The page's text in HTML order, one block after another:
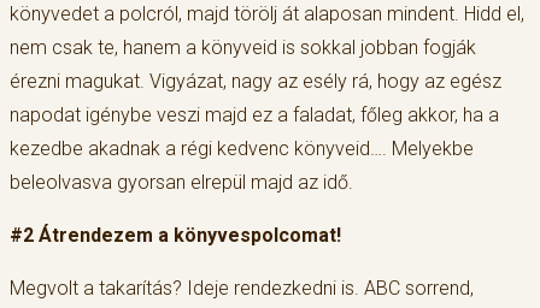
könyvedet a polcról, majd törölj át alaposan mindent. Hidd el,
nem csak te, hanem a könyveid is sokkal jobban fogják
érezni magukat. Vigyázat, nagy az esély rá, hogy az egész
napodat igénybe veszi majd ez a faladat, főleg akkor, ha a
kezedbe akadnak a régi kedvenc könyveid…. Melyekbe
beleolvasva gyorsan elrepül majd az idő.
#2 Átrendezem a könyvespolcomat!
Megvolt a takarítás? Ideje rendezkedni is. ABC sorrend,